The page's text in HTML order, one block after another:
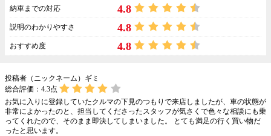
納車までの対応 4.8
説明のわかりやすさ 4.8
おすすめ度 4.8
投稿者（ニックネーム）ギミ
総合評価： 4.3点
お気に入りに登録していたクルマの下見のつもりで来店しましたが、車の状態が
非常によかったのと、担当してくださったスタッフが気さくで色々な相談にも乗
ってくれたので、そのまま即決してしまいました。 とても満足の行く買い物だ
ったと思います。